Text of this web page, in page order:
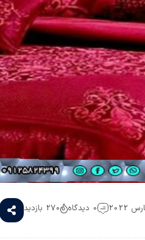
0 دیدگاه 270 بازدید